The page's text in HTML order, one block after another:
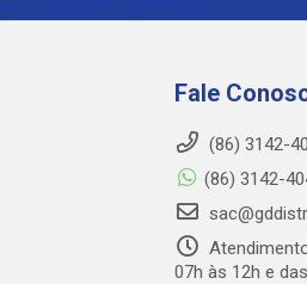
Fale
(86) 3142-
(86) 3142-
07h às 12h e